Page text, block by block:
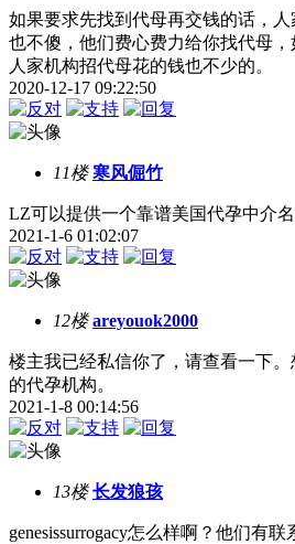
如果要求先找到代母再交钱的话，
也不傻，他们费心费力给你找代母，
人家机构招代母花的钱也不少的。
2020-12-17 09:22:50
11楼 寒风倔竹
LZ可以提供一个靠谱美国代孕中介
2021-1-6 01:02:07
12楼 areyouok2000
楼主我已经私信你了，请查看一下
的代孕机构。
2021-1-8 00:14:56
13楼 长发狼孩
genesissurrogacy怎么样啊？他们有